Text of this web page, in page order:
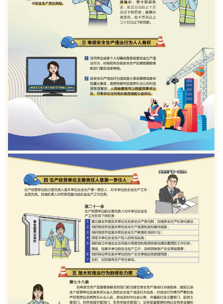
政民互动
参与调查 在线访谈 图说互动
走进北京
北京概况 人文北京
图说北京 视频北京
ENGLISH 한국어 日本語
DEUTSCH FRANÇAIS РУССКИЙ ЯЗЫК
ESPAÑOL العربية PORTUGUÊS
ITALIANO